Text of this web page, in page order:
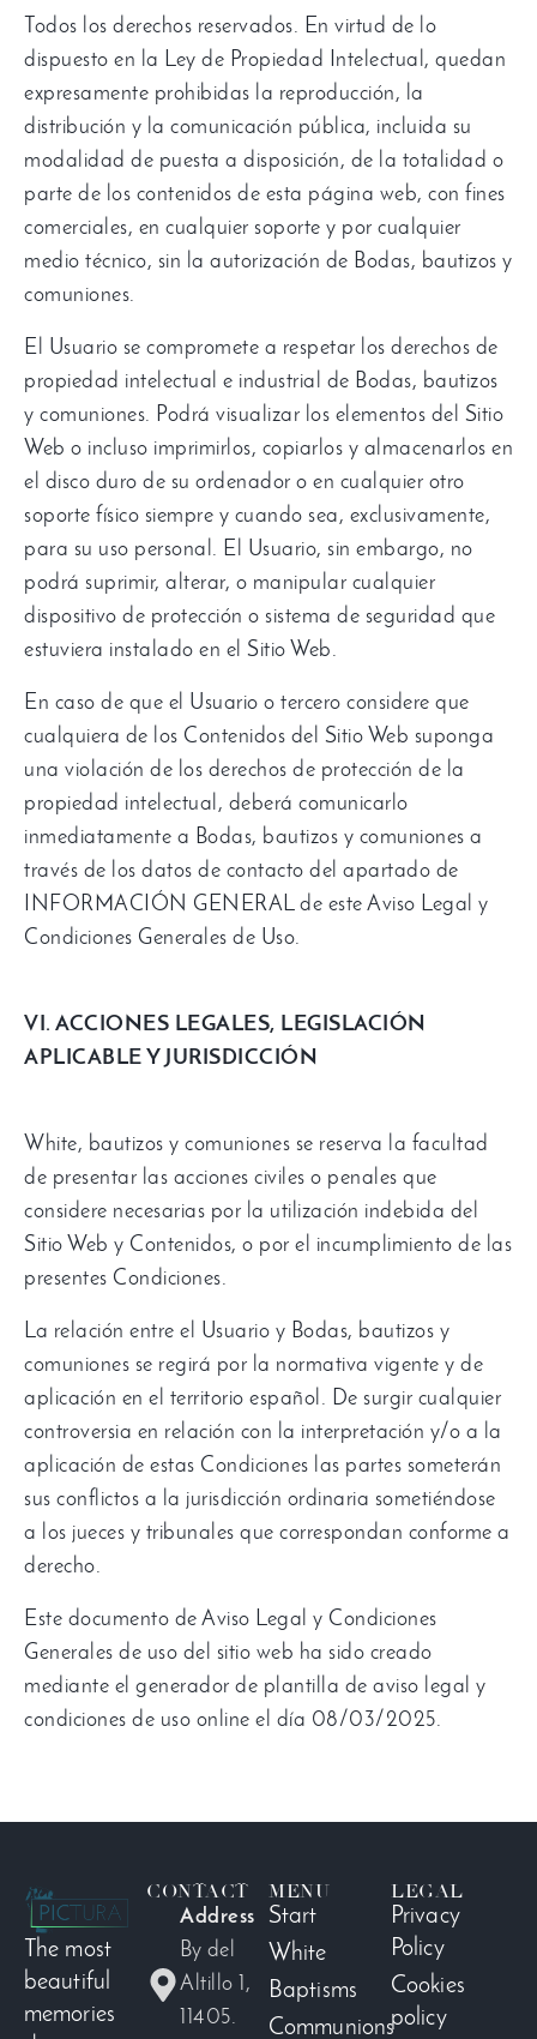
Todos los derechos reservados. En virtud de lo
dispuesto en la Ley de Propiedad Intelectual , quedan
expresamente prohibidas la reproducción, la
distribución y la comunicación pública, incluida su
modalidad de puesta a disposición, de la totalidad o
parte de los contenidos de esta página web, con fines
comerciales, en cualquier soporte y por cualquier
medio técnico, sin la autorización de Bodas, bautizos y
comuniones.
El Usuario se compromete a respetar los derechos de
propiedad intelectual e industrial de Bodas, bautizos
y comuniones. Podrá visualizar los elementos del Sitio
Web o incluso imprimirlos, copiarlos y almacenarlos en
el disco duro de su ordenador o en cualquier otro
soporte físico siempre y cuando sea, exclusivamente,
para su uso personal . El Usuario, sin embargo, no
podrá suprimir, alterar, o manipular cualquier
dispositivo de protección o sistema de seguridad que
estuviera instalado en el Sitio Web.
En caso de que el Usuario o tercero considere que
cualquiera de los Contenidos del Sitio Web suponga
una violación de los derechos de protección de la
propiedad intelectual , deberá comunicarlo
inmediatamente a Bodas, bautizos y comuniones a
través de los datos de contacto del apartado de
INFORMACIÓN GENERAL de este Aviso Legal y
Condiciones Generales de Uso.
VI . ACCIONES LEGALES, LEGISLACIÓN
APLICABLE Y JURISDICCIÓN
White, bautizos y comuniones se reserva la facultad
de presentar las acciones civiles o penales que
considere necesarias por la utilización indebida del
Sitio Web y Contenidos, o por el incumplimiento de las
presentes Condiciones.
La relación entre el Usuario y Bodas, bautizos y
comuniones se regirá por la normativa vigente y de
aplicación en el territorio español . De surgir cualquier
controversia en relación con la interpretación y/o a la
aplicación de estas Condiciones las partes someterán
sus conflictos a la jurisdicción ordinaria sometiéndose
a los jueces y tribunales que correspondan conforme a
derecho.
Este documento de Aviso Legal y Condiciones
Generales de uso del sitio web ha sido creado
mediante el generador de plantilla de aviso legal y
condiciones de uso online el día 08/03/2025.
The most
beautiful
memories
CONTACT
Address
By del
Altillo 1,
11405.
MENU
Start
White
Baptisms
Communions
LEGAL
Privacy
Policy
Cookies
policy